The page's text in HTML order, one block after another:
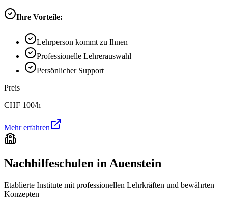
Ihre Vorteile:
Lehrperson kommt zu Ihnen
Professionelle Lehrerauswahl
Persönlicher Support
Preis
CHF 100/h
Mehr erfahren
Nachhilfeschulen in Auenstein
Etablierte Institute mit professionellen Lehrkräften und bewährten
Konzepten